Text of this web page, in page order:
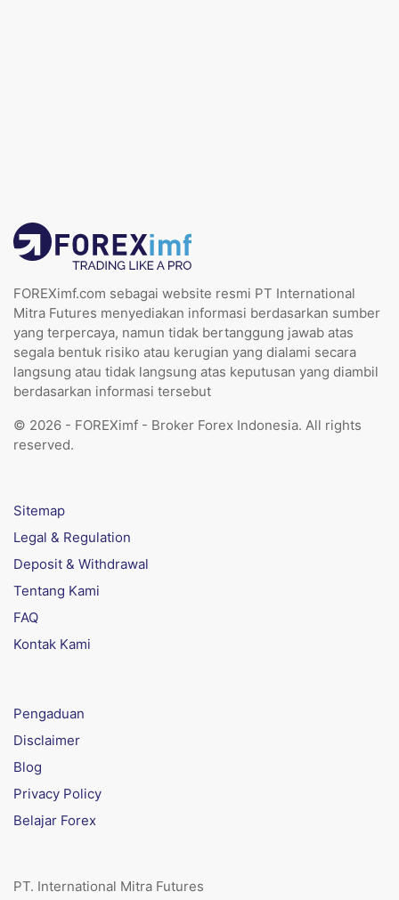
FOREXimf.com sebagai website resmi PT International
Mitra Futures menyediakan informasi berdasarkan sumber
yang terpercaya, namun tidak bertanggung jawab atas
segala bentuk risiko atau kerugian yang dialami secara
langsung atau tidak langsung atas keputusan yang diambil
berdasarkan informasi tersebut
© 2026 - FOREXimf - Broker Forex Indonesia. All rights
reserved.
Sitemap
Legal & Regulation
Deposit & Withdrawal
Tentang Kami
FAQ
Kontak Kami
Pengaduan
Disclaimer
Blog
Privacy Policy
Belajar Forex
PT. International Mitra Futures